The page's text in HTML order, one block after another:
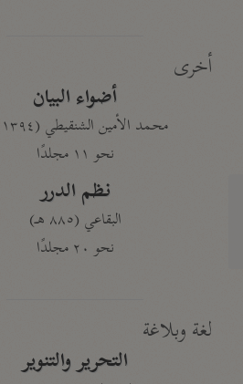
أخرى
أضواء البيان
محمد الأمين الشنقيطي (١٣٩٤ هـ)
نحو ١١ مجلدًا
نظم الدرر
البقاعي (٨٨٥ هـ)
نحو ٢٠ مجلدًا
لغة وبلاغة
التحرير والتنوير